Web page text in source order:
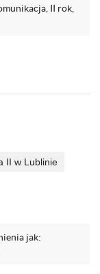
II rok,
II w Lublinie
jak: